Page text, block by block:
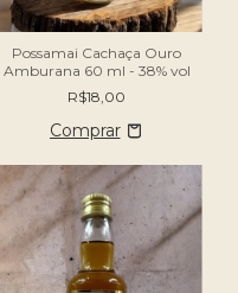
Possamai Cachaça Ouro
Amburana 60 ml - 38% vol
R$18,00